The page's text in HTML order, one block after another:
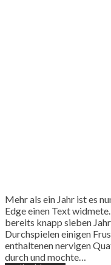
Mehr als ein Jahr ist es
Edge einen Text
bereits knapp sieben
Durchspielen einigen
enthaltenen nervigen
durch und mochte…